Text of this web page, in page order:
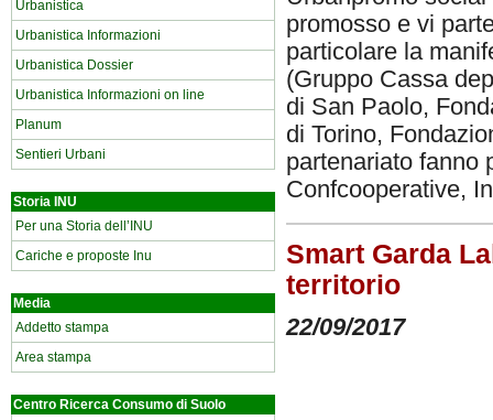
Urbanistica
Urbanistica Informazioni
Urbanistica Dossier
Urbanistica Informazioni on line
Planum
Sentieri Urbani
Storia INU
Per una Storia dell’INU
Cariche e proposte Inu
Media
Addetto stampa
Area stampa
Centro Ricerca Consumo di Suolo
promosso e vi
particolare la
(Gruppo Cassa
di San Paolo,
di Torino,
partenariato fanno
Confcooperative,
Smart Garda
territorio
22/09/2017